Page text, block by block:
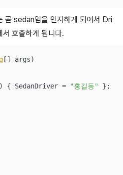
곧 sedan임을 인지하게 되어서 Dri
호출하게 됩니다.
[] args)
) { SedanDriver = "홍길동" };